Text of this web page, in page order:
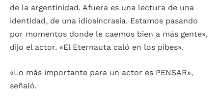
de la argentinidad. Afuera es una lectura de una
identidad, de una idiosincrasia. Estamos pasando
por momentos donde le caemos bien a más gente»,
dijo el actor. «El Eternauta caló en los pibes».
«Lo más importante para un actor es PENSAR»,
señaló.